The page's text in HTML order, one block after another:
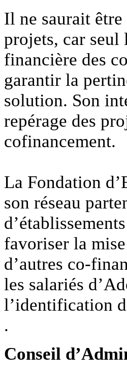
Il ne saurait
projets, car
financière des
garantir la
solution. Son
repérage des
cofinancement.
La Fondation
son réseau
favoriser la
d’autres co-
les salariés
l’identification
.
Conseil